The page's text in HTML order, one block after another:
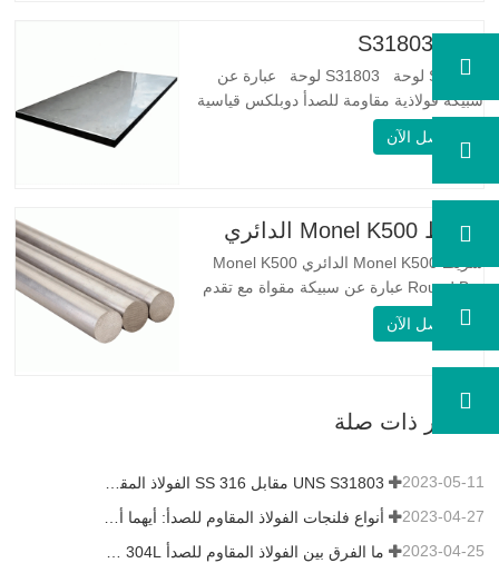
S31803 لوحة S31803 لوحة عبارة عن
سبيكة فولاذية مقاومة للصدأ دوبلكس قياسية
على الوجهين. لديها بنية مجهرية من
الميكانيكي الموثوق به ، والليونة ، وخصائص
من 34 مما يشير إلى أن مقاومة…
اتصل الآن
شريط Monel K500 الدائري
شريط Monel K500 الدائري Monel K500
Round Bar عبارة عن سبيكة مقواة مع تقدم
العمر ، ويتكون تركيبتها الأساسية من عناصر
مثل النيكل والنحاس. الذي يجمع بين مقاومة
خصائص مقاومة ممتازة للتآكل. هذه الخصائص
تشبه Monel 400.…
اتصل الآن
أخبار ذات صلة
2023-05-11
2023-04-27
ما الفرق بين الفولاذ المقاوم للصدأ 304L و 316L؟ 2023-04-25